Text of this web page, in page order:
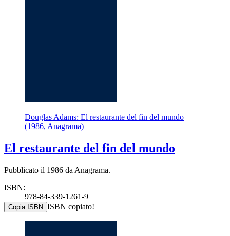
Douglas Adams: El restaurante del fin del mundo
(1986, Anagrama)
El restaurante del fin del mundo
Pubblicato il 1986 da Anagrama.
ISBN:
978-84-339-1261-9
Copia ISBN ISBN copiato!